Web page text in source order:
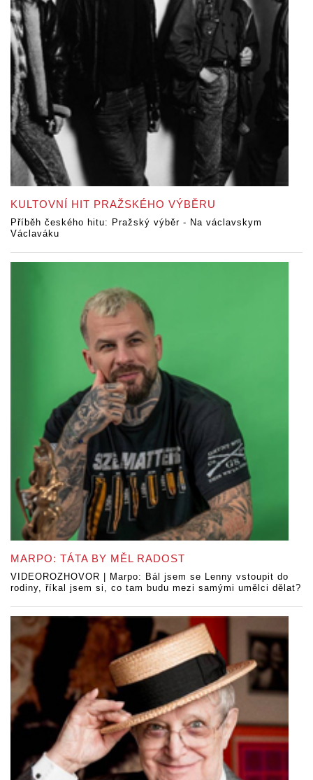
KULTOVNÍ HIT PRAŽSKÉHO VÝBĚRU
Příběh českého hitu: Pražský výběr - Na václavskym
Václaváku
MARPO: TÁTA BY MĚL RADOST
VIDEOROZHOVOR | Marpo: Bál jsem se Lenny vstoupit do
rodiny, říkal jsem si, co tam budu mezi samými umělci dělat?